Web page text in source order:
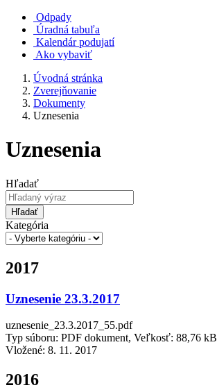
Odpady
Úradná tabuľa
Kalendár podujatí
Ako vybaviť
Úvodná stránka
Zverejňovanie
Dokumenty
Uznesenia
Uznesenia
Hľadať
Hľadať
Kategória
2017
Uznesenie 23.3.2017
uznesenie_23.3.2017_55.pdf
Typ súboru: PDF dokument, Veľkosť: 88,76 kB
Vložené: 8. 11. 2017
2016